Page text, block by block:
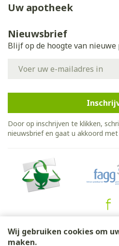
Wij gebruiken cookies om
maken.
Uw apotheek
Nieuwsbrief
Blijf op de hoogte van
Door op inschrijven te klikken,
nieuwsbrief en gaat u akkoord
Juridische links